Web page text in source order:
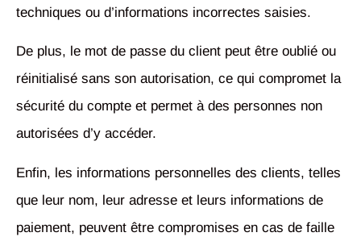
techniques ou d’informations incorrectes saisies.
De plus, le mot de passe du client peut être oublié ou
réinitialisé sans son autorisation, ce qui compromet la
sécurité du compte et permet à des personnes non
autorisées d’y accéder.
Enfin, les informations personnelles des clients, telles
que leur nom, leur adresse et leurs informations de
paiement, peuvent être compromises en cas de faille